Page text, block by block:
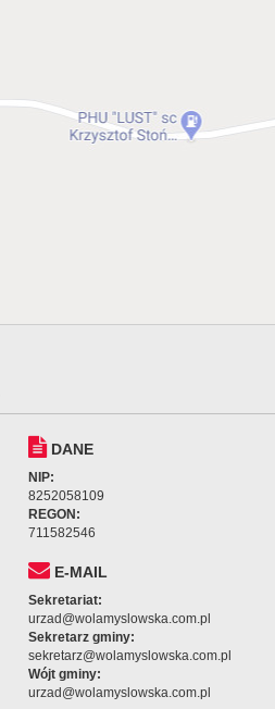
DANE
NIP:
8252058109
REGON:
711582546
E-MAIL
Sekretariat:
urzad@wolamyslowska.com.pl
Sekretarz gminy:
sekretarz@wolamyslowska.com.pl
Wójt gminy:
urzad@wolamyslowska.com.pl